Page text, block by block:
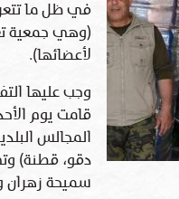
في ظل ما
لأعضائها).
وجب عليها
المجالس
دقو، قطنة)
سميحة زهران